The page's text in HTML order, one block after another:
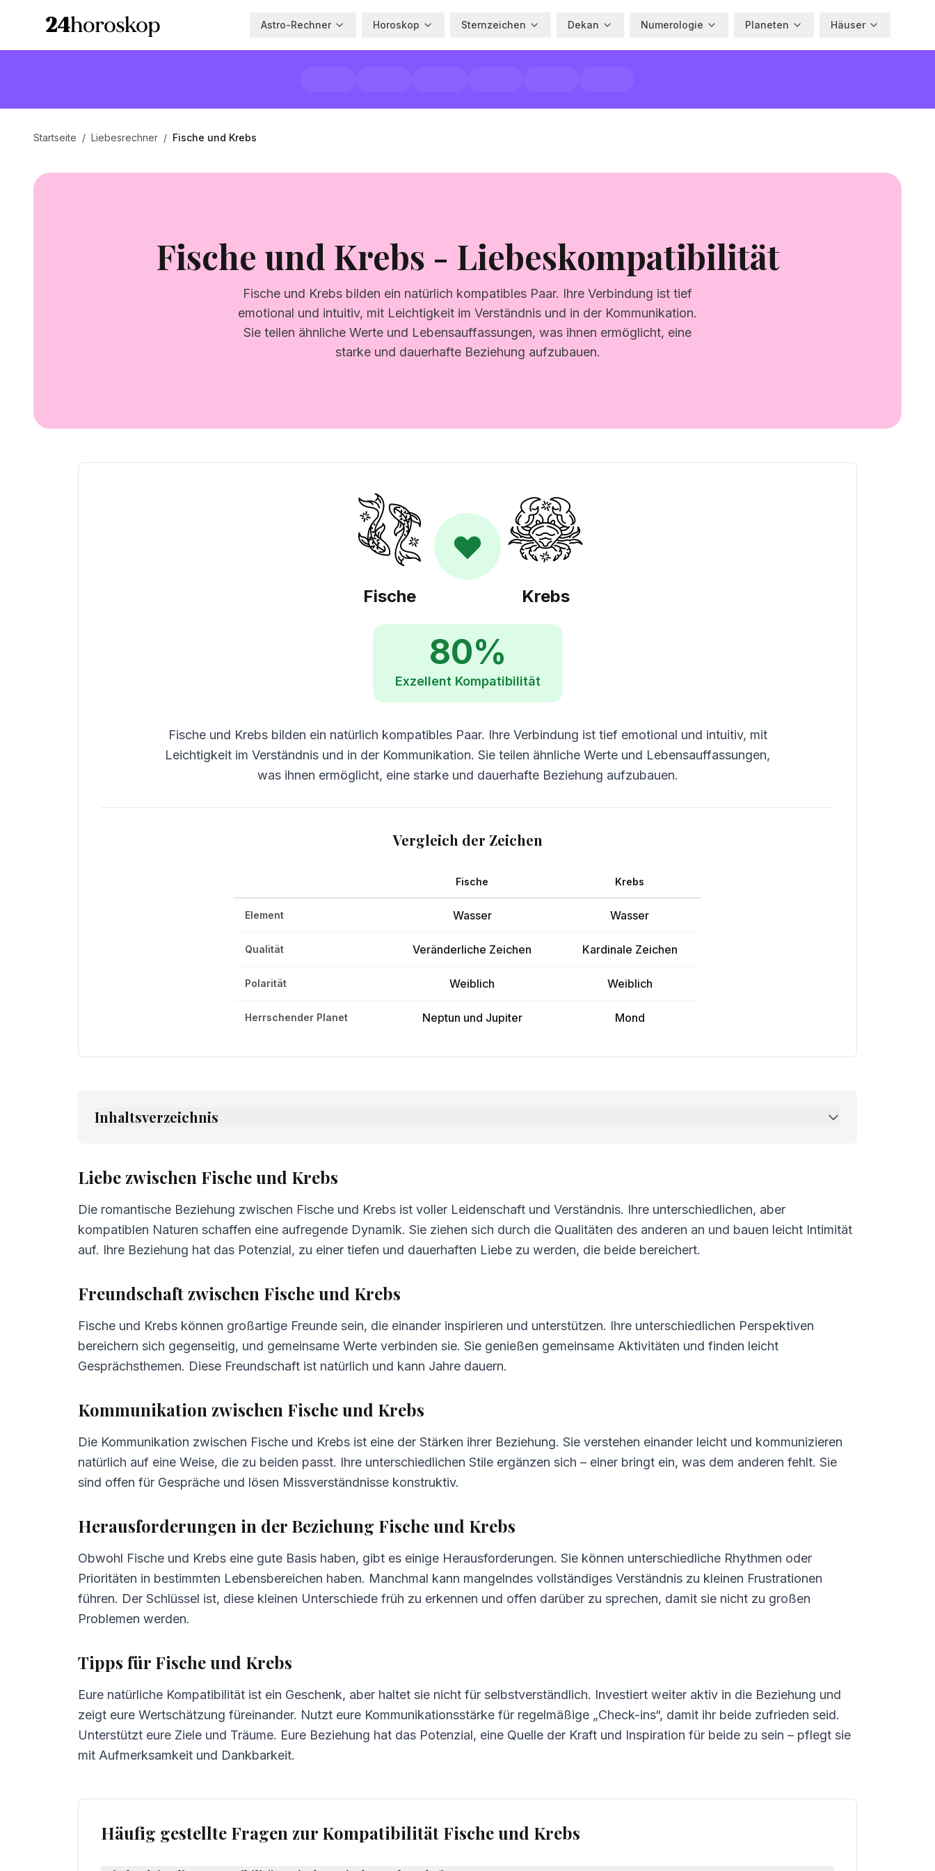
Astro-Rechner Horoskop Sternzeichen Dekan Numerologie Planeten Häuser
Startseite / Liebesrechner / Fische und Krebs
Fische und Krebs - Liebeskompatibilität
Fische und Krebs bilden ein natürlich kompatibles Paar. Ihre Verbindung ist tief
emotional und intuitiv, mit Leichtigkeit im Verständnis und in der Kommunikation.
Sie teilen ähnliche Werte und Lebensauffassungen, was ihnen ermöglicht, eine
starke und dauerhafte Beziehung aufzubauen.
Fische Krebs
80%
Exzellent Kompatibilität
Fische und Krebs bilden ein natürlich kompatibles Paar. Ihre Verbindung ist tief emotional und intuitiv, mit
Leichtigkeit im Verständnis und in der Kommunikation. Sie teilen ähnliche Werte und Lebensauffassungen,
was ihnen ermöglicht, eine starke und dauerhafte Beziehung aufzubauen.
Vergleich der Zeichen
Fische Krebs
Element Wasser Wasser
Qualität Veränderliche Zeichen Kardinale Zeichen
Polarität Weiblich Weiblich
Herrschender Planet Neptun und Jupiter Mond
Inhaltsverzeichnis
Herausforderungen in der Beziehung Fische und Krebs
5. Tipps für Fische und Krebs
Liebe zwischen Fische und Krebs
Die romantische Beziehung zwischen Fische und Krebs ist voller Leidenschaft und Verständnis. Ihre unterschiedlichen, aber
kompatiblen Naturen schaffen eine aufregende Dynamik. Sie ziehen sich durch die Qualitäten des anderen an und bauen leicht Intimität
auf. Ihre Beziehung hat das Potenzial, zu einer tiefen und dauerhaften Liebe zu werden, die beide bereichert.
Freundschaft zwischen Fische und Krebs
Fische und Krebs können großartige Freunde sein, die einander inspirieren und unterstützen. Ihre unterschiedlichen Perspektiven
bereichern sich gegenseitig, und gemeinsame Werte verbinden sie. Sie genießen gemeinsame Aktivitäten und finden leicht
Gesprächsthemen. Diese Freundschaft ist natürlich und kann Jahre dauern.
Kommunikation zwischen Fische und Krebs
Die Kommunikation zwischen Fische und Krebs ist eine der Stärken ihrer Beziehung. Sie verstehen einander leicht und kommunizieren
natürlich auf eine Weise, die zu beiden passt. Ihre unterschiedlichen Stile ergänzen sich – einer bringt ein, was dem anderen fehlt. Sie
sind offen für Gespräche und lösen Missverständnisse konstruktiv.
Herausforderungen in der Beziehung Fische und Krebs
Obwohl Fische und Krebs eine gute Basis haben, gibt es einige Herausforderungen. Sie können unterschiedliche Rhythmen oder
Prioritäten in bestimmten Lebensbereichen haben. Manchmal kann mangelndes vollständiges Verständnis zu kleinen Frustrationen
führen. Der Schlüssel ist, diese kleinen Unterschiede früh zu erkennen und offen darüber zu sprechen, damit sie nicht zu großen
Problemen werden.
Tipps für Fische und Krebs
Eure natürliche Kompatibilität ist ein Geschenk, aber haltet sie nicht für selbstverständlich. Investiert weiter aktiv in die Beziehung und
zeigt eure Wertschätzung füreinander. Nutzt eure Kommunikationsstärke für regelmäßige „Check-ins“, damit ihr beide zufrieden seid.
Unterstützt eure Ziele und Träume. Eure Beziehung hat das Potenzial, eine Quelle der Kraft und Inspiration für beide zu sein – pflegt sie
mit Aufmerksamkeit und Dankbarkeit.
Häufig gestellte Fragen zur Kompatibilität Fische und Krebs